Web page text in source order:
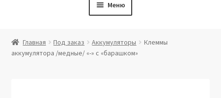
Меню
Витрина
Главная Под заказ Аккумуляторы
Клеммы
аккумулятора /медные/ «-» с «барашком»